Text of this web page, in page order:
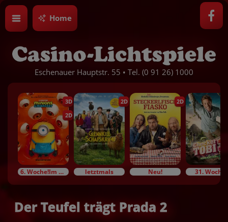
Home
Eschenauer Hauptstr. 55 • Tel. (0 91 26) 1000
3D
2D
6. Woche!Im Bundesstart
2D
letztmals
2D
Neu! 31. Woche!
Der Teufel trägt Prada 2